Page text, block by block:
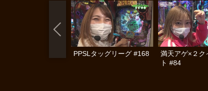
PPSLタッグリーグ #168
満天アゲ×２ク
ト #84